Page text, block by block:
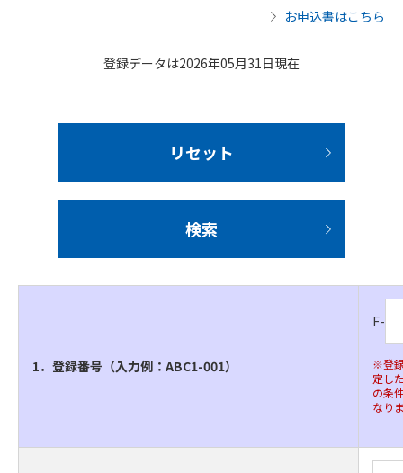
お申込書はこちら
登録データは2026年05月31日現在
検索
リセット
1．登録番号（入力例：ABC1-001）
F-
※登
定し
の条
なり